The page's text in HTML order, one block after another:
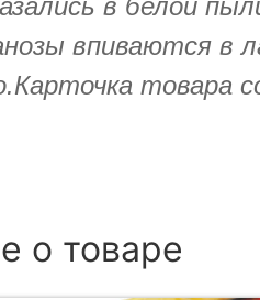
впиваются в
товара
о товаре